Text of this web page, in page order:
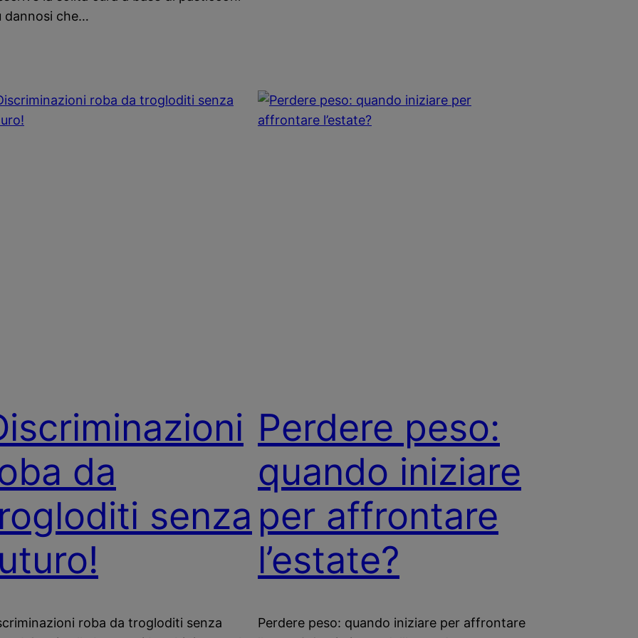
dannosi che…
da
senza
roba da trogloditi senza
Perdere peso:
quando iniziare
per affrontare
l’estate?
Perdere peso: quando iniziare per affrontare